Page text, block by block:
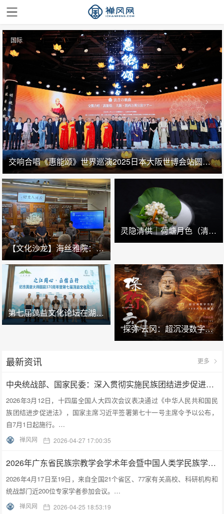
交响合唱《惠能颂》世界巡演2025日本大阪世博会站圆满成功
国际
【文化沙龙】海丝雅院：清代广州的海幢寺及外销画
灵隐清供｜​荷塘月色（清炒西湖莲子）
第七届蕅益文化论坛在湖州安吉举办
“探弥·云冈：超沉浸数字光影+XR大空间展览”预展在云冈石窟云冈美术馆启幕
最新资讯 更多
中央统战部、国家民委：深入贯彻实施民族团结进步促进法 进一步增强中华民族凝聚力向心力
2026年3月12日，十四届全国人大四次会议表决通过《中华人民共和国民
族团结进步促进法》，国家主席习近平签署第七十一号主席令予以公布，
自7月1日起施行。…
禅风网 2026-04-27 17:00:35
2026年广东省民族宗教学会学术年会暨中国人类学民族学研究会城市民族工作研究专业委员会更名会议在深圳召开
2026年4月17日至19日，来自全国21个省区、77家有关高校、科研机构和
统战部门近200位专家学者参加会议。…
禅风网 2026-04-25 18:53:19